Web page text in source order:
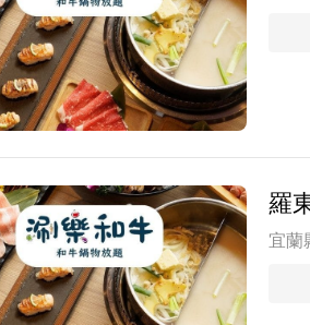
羅
宜蘭